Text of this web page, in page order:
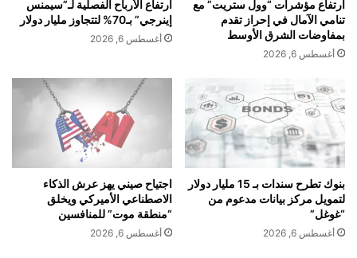
س
ي
ب
خ
ا
ص
ة
ة
ا
ف
ي
ا
ل
م
ت
ص
م
ارتفاع مؤشرات “وول ستريت” مع
تنامي الآمال في إحراز تقدم
بمفاوضات الشرق الأوسط
أغسطس 6, 2026
ارتفاع الأرباح الفصلية لـ”سيمنس
إينرجي” بـ70% لتتجاوز مليار دولار
أغسطس 6, 2026
بنوك تطرح سندات بـ 15 مليار دولار
لتمويل مركز بيانات مدعوم من
“غوغل”
أغسطس 6, 2026
اجتياح صيني يهز عرش الذكاء
الاصطناعي الأميركي ويخلق
“منطقة موت” للمنافسين
أغسطس 6, 2026